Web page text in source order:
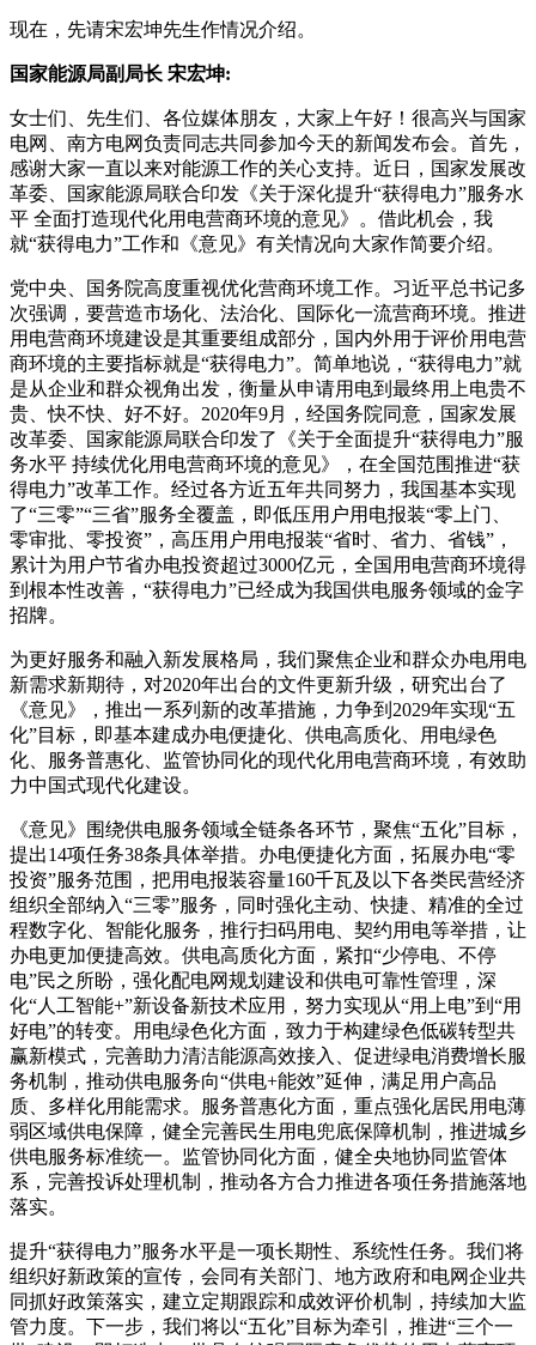
现在，先请宋宏坤先生作情况介绍。
国家能源局副局长 宋宏坤:
女士们、先生们、各位媒体朋友，大家上午好！很高兴与国家
电网、南方电网负责同志共同参加今天的新闻发布会。首先，
感谢大家一直以来对能源工作的关心支持。近日，国家发展改
革委、国家能源局联合印发《关于深化提升“获得电力”服务水
平 全面打造现代化用电营商环境的意见》。借此机会，我
就“获得电力”工作和《意见》有关情况向大家作简要介绍。
党中央、国务院高度重视优化营商环境工作。习近平总书记多
次强调，要营造市场化、法治化、国际化一流营商环境。推进
用电营商环境建设是其重要组成部分，国内外用于评价用电营
商环境的主要指标就是“获得电力”。简单地说，“获得电力”就
是从企业和群众视角出发，衡量从申请用电到最终用上电贵不
贵、快不快、好不好。2020年9月，经国务院同意，国家发展
改革委、国家能源局联合印发了《关于全面提升“获得电力”服
务水平 持续优化用电营商环境的意见》，在全国范围推进“获
得电力”改革工作。经过各方近五年共同努力，我国基本实现
了“三零”“三省”服务全覆盖，即低压用户用电报装“零上门、
零审批、零投资”，高压用户用电报装“省时、省力、省钱”，
累计为用户节省办电投资超过3000亿元，全国用电营商环境得
到根本性改善，“获得电力”已经成为我国供电服务领域的金字
招牌。
为更好服务和融入新发展格局，我们聚焦企业和群众办电用电
新需求新期待，对2020年出台的文件更新升级，研究出台了
《意见》，推出一系列新的改革措施，力争到2029年实现“五
化”目标，即基本建成办电便捷化、供电高质化、用电绿色
化、服务普惠化、监管协同化的现代化用电营商环境，有效助
力中国式现代化建设。
《意见》围绕供电服务领域全链条各环节，聚焦“五化”目标，
提出14项任务38条具体举措。办电便捷化方面，拓展办电“零
投资”服务范围，把用电报装容量160千瓦及以下各类民营经济
组织全部纳入“三零”服务，同时强化主动、快捷、精准的全过
程数字化、智能化服务，推行扫码用电、契约用电等举措，让
办电更加便捷高效。供电高质化方面，紧扣“少停电、不停
电”民之所盼，强化配电网规划建设和供电可靠性管理，深
化“人工智能+”新设备新技术应用，努力实现从“用上电”到“用
好电”的转变。用电绿色化方面，致力于构建绿色低碳转型共
赢新模式，完善助力清洁能源高效接入、促进绿电消费增长服
务机制，推动供电服务向“供电+能效”延伸，满足用户高品
质、多样化用能需求。服务普惠化方面，重点强化居民用电薄
弱区域供电保障，健全完善民生用电兜底保障机制，推进城乡
供电服务标准统一。监管协同化方面，健全央地协同监管体
系，完善投诉处理机制，推动各方合力推进各项任务措施落地
落实。
提升“获得电力”服务水平是一项长期性、系统性任务。我们将
组织好新政策的宣传，会同有关部门、地方政府和电网企业共
同抓好政策落实，建立定期跟踪和成效评价机制，持续加大监
管力度。下一步，我们将以“五化”目标为牵引，推进“三个一